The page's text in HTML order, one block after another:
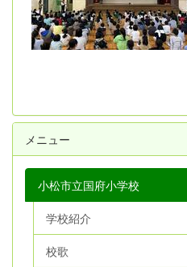
メニュー
小松市立国府小学校
学校紹介
校歌